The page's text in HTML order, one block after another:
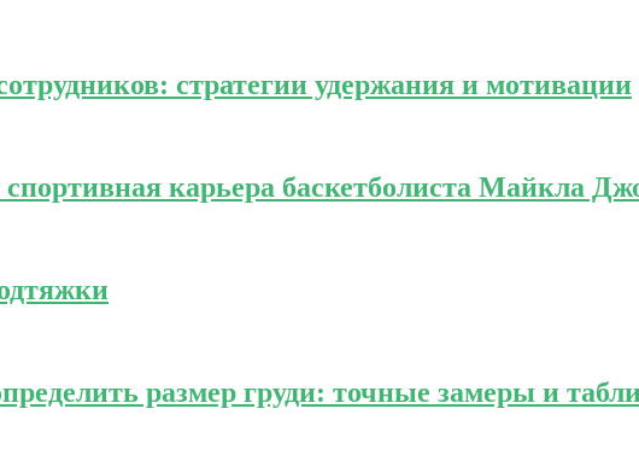
стратегии удержания и мотивации
карьера баскетболиста Майкла
размер груди: точные замеры и